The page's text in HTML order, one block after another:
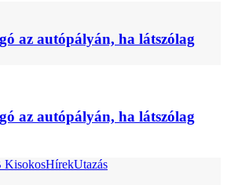
az autópályán, ha látszólag
az autópályán, ha látszólag
KisokosHírekUtazás